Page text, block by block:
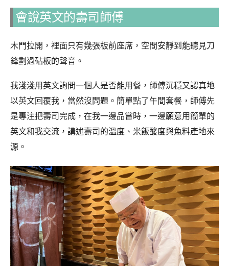
會說英文的壽司師傅
木門拉開，裡面只有幾張板前座席，空間安靜到能聽見刀
鋒劃過砧板的聲音。
我淺淺用英文詢問一個人是否能用餐，師傅沉穩又認真地
以英文回覆我，當然沒問題。簡單點了午間套餐，師傅先
是專注把壽司完成，在我一邊品嘗時，一邊願意用簡單的
英文和我交流，講述壽司的溫度、米飯酸度與魚料產地來
源。